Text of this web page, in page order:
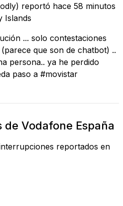
reportó hace 58 minutos
Islands
... solo contestaciones
que son de chatbot) ..
persona.. ya he perdido
paso a #movistar
de Vodafone España
reportados en